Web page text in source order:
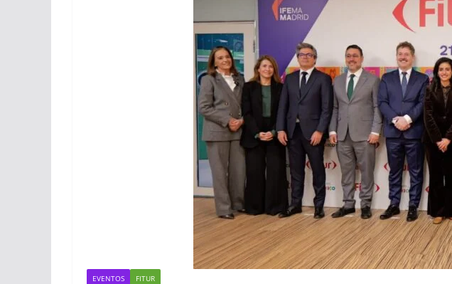
EVENTOS FITUR